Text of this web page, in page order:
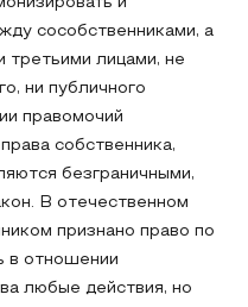
сособственниками, а
третьими лицами, не
ни публичного
правомочий
собственника,
безграничными,
В отечественном
признано право по
в отношении
любые действия, но